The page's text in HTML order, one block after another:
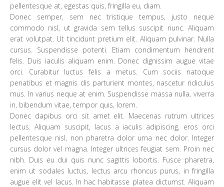
pellentesque at, egestas quis, fringilla eu, diam.
Donec semper, sem nec tristique tempus, justo neque
commodo nisl, ut gravida sem tellus suscipit nunc. Aliquam
erat volutpat. Ut tincidunt pretium elit. Aliquam pulvinar. Nulla
cursus. Suspendisse potenti. Etiam condimentum hendrerit
felis. Duis iaculis aliquam enim. Donec dignissim augue vitae
orci. Curabitur luctus felis a metus. Cum sociis natoque
penatibus et magnis dis parturient montes, nascetur ridiculus
mus. In varius neque at enim. Suspendisse massa nulla, viverra
in, bibendum vitae, tempor quis, lorem.
Donec dapibus orci sit amet elit. Maecenas rutrum ultrices
lectus. Aliquam suscipit, lacus a iaculis adipiscing, eros orci
pellentesque nisl, non pharetra dolor urna nec dolor. Integer
cursus dolor vel magna. Integer ultrices feugiat sem. Proin nec
nibh. Duis eu dui quis nunc sagittis lobortis. Fusce pharetra,
enim ut sodales luctus, lectus arcu rhoncus purus, in fringilla
augue elit vel lacus. In hac habitasse platea dictumst. Aliquam